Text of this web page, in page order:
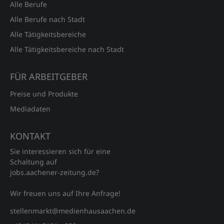
Alle Berufe
Alle Berufe nach Stadt
Alle Tätigkeitsbereiche
Alle Tätigkeitsbereiche nach Stadt
FÜR ARBEITGEBER
Preise und Produkte
Mediadaten
KONTAKT
Sie interessieren sich für eine
Schaltung auf
jobs.aachener‑zeitung.de?
Wir freuen uns auf Ihre Anfrage!
stellenmarkt@medienhausaachen.de